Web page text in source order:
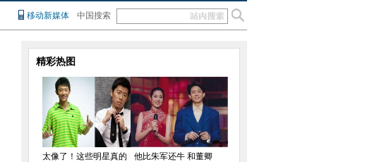
移动新媒体 中国搜索
精彩热图
太像了！这些明星真的
他比朱军还牛 和董卿